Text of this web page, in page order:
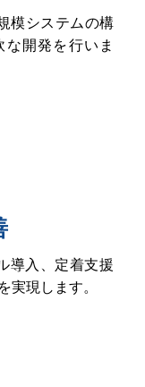
模システムの構
開発を行いま
導入、定着支援
実現します。